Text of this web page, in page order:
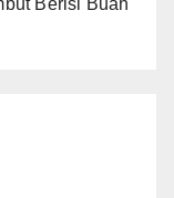
Berisi Buah